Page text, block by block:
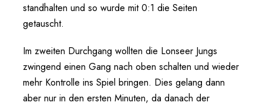
standhalten und so wurde mit 0:1 die Seiten
getauscht.
Im zweiten Durchgang wollten die Lonseer Jungs
zwingend einen Gang nach oben schalten und wieder
mehr Kontrolle ins Spiel bringen. Dies gelang dann
aber nur in den ersten Minuten, da danach der